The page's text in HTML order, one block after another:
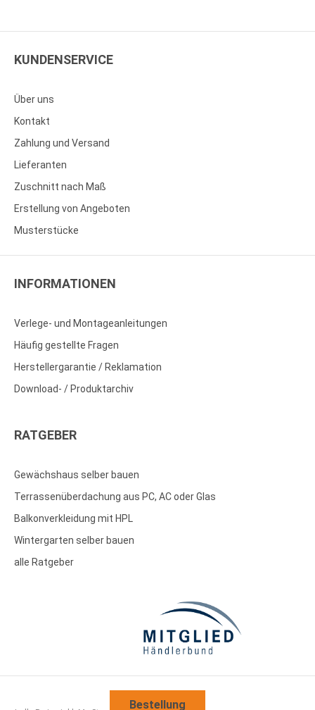
KUNDENSERVICE
Über uns
Kontakt
Zahlung und Versand
Lieferanten
Zuschnitt nach Maß
Erstellung von Angeboten
Musterstücke
INFORMATIONEN
Verlege- und Montageanleitungen
Häufig gestellte Fragen
Herstellergarantie / Reklamation
Download- / Produktarchiv
RATGEBER
Gewächshaus selber bauen
Terrassenüberdachung aus PC, AC oder Glas
Balkonverkleidung mit HPL
Wintergarten selber bauen
alle Ratgeber
Bestellung